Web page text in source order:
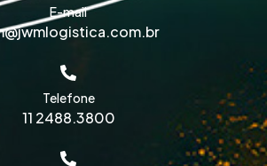
E-mail
Telefone
11 2488.3800